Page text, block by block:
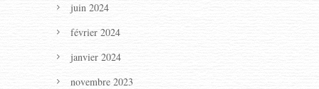
juin 2024
février 2024
janvier 2024
novembre 2023